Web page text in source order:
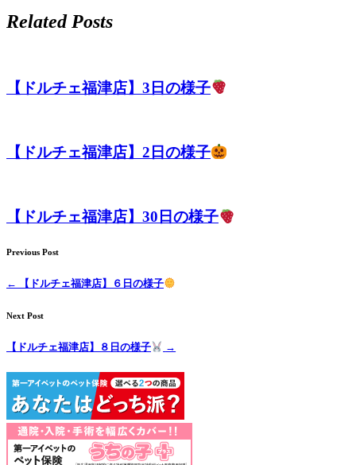
ペ
ト
テ
Related Posts
【ドルチェ福津店】3日の様子
【ドルチェ福津店】2日の様子
【ドルチェ福津店】30日の様子
Previous Post
← 【ドルチェ福津店】６日の様子
Next Post
【ドルチェ福津店】８日の様子 →